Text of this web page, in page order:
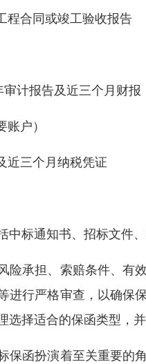
程合同或竣工验收报告
计报告及近三个月财报
户）
近三个月纳税凭证
中标通知书、招标文件
险承担、索赔条件、有
进行严格审查，以确保
选择适合的保函类型，
保函扮演着至关重要的